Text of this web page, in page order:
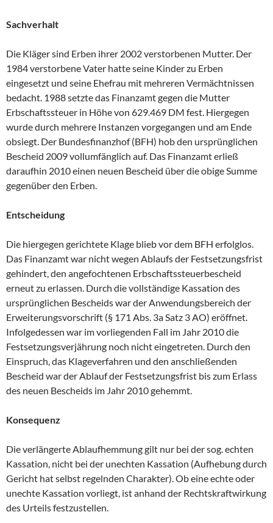
Sachverhalt
Die Kläger sind Erben ihrer 2002 verstorbenen Mutter. Der
1984 verstorbene Vater hatte seine Kinder zu Erben
eingesetzt und seine Ehefrau mit mehreren Vermächtnissen
bedacht. 1988 setzte das Finanzamt gegen die Mutter
Erbschaftssteuer in Höhe von 629.469 DM fest. Hiergegen
wurde durch mehrere Instanzen vorgegangen und am Ende
obsiegt. Der Bundesfinanzhof (BFH) hob den ursprünglichen
Bescheid 2009 vollumfänglich auf. Das Finanzamt erließ
daraufhin 2010 einen neuen Bescheid über die obige Summe
gegenüber den Erben.
Entscheidung
Die hiergegen gerichtete Klage blieb vor dem BFH erfolglos.
Das Finanzamt war nicht wegen Ablaufs der Festsetzungsfrist
gehindert, den angefochtenen Erbschaftssteuerbescheid
erneut zu erlassen. Durch die vollständige Kassation des
ursprünglichen Bescheids war der Anwendungsbereich der
Erweiterungsvorschrift (§ 171 Abs. 3a Satz 3 AO) eröffnet.
Infolgedessen war im vorliegenden Fall im Jahr 2010 die
Festsetzungsverjährung noch nicht eingetreten. Durch den
Einspruch, das Klageverfahren und den anschließenden
Bescheid war der Ablauf der Festsetzungsfrist bis zum Erlass
des neuen Bescheids im Jahr 2010 gehemmt.
Konsequenz
Die verlängerte Ablaufhemmung gilt nur bei der sog. echten
Kassation, nicht bei der unechten Kassation (Aufhebung durch
Gericht hat selbst regelnden Charakter). Ob eine echte oder
unechte Kassation vorliegt, ist anhand der Rechtskraftwirkung
des Urteils festzustellen.